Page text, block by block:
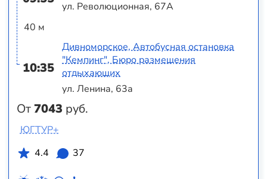
40 м
10:35
От7043 руб.
ул. Революционная, 67А
Дивноморское, Автобусная остановка
"Кемпинг", Бюро размещения
отдыхающих
ул. Ленина, 63а
ЮГТУР+
4.4
37